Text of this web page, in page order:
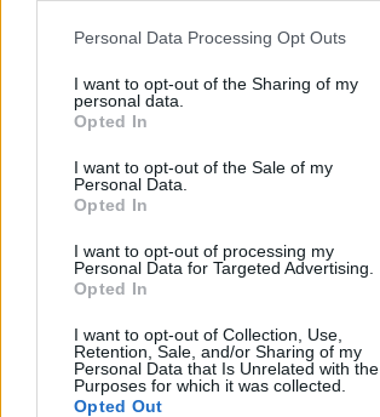
Personal Data Processing Opt Outs
I want to opt-out of the Sharing of my
personal data.
Opted In
I want to opt-out of the Sale of my
Personal Data.
Opted In
I want to opt-out of processing my
Personal Data for Targeted Advertising.
Opted In
I want to opt-out of Collection, Use,
Retention, Sale, and/or Sharing of my
Personal Data that Is Unrelated with the
Purposes for which it was collected.
Opted Out
Simon Berghan Scotland
Jac Morgan Wales
Niall Murray Ireland
Ox Nche
Africa
Kurt-Lee Arendse Africa
Ivan Nemer Italy